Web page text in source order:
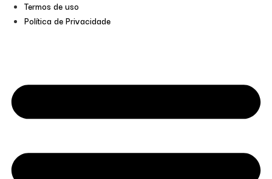
Termos de uso
Política de Privacidade